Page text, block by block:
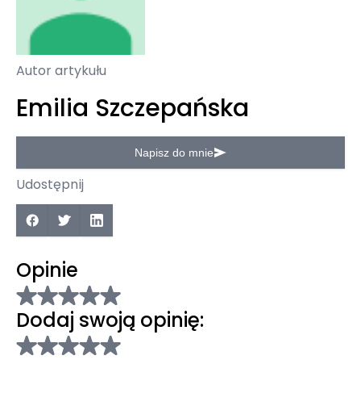
Autor artykułu
Emilia Szczepańska
Napisz do mnie
Udostępnij
Opinie
Dodaj swoją opinię: